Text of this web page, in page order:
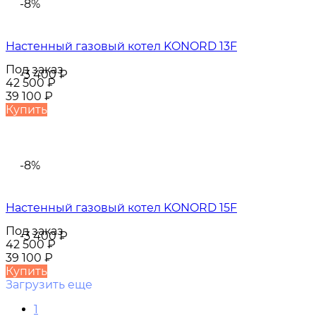
-8%
-3 400₽
Настенный газовый котел KONORD 13F
Под заказ
42 500₽
39 100 ₽
Купить
-8%
-3 400₽
Настенный газовый котел KONORD 15F
Под заказ
42 500₽
39 100 ₽
Купить
Загрузить еще
1